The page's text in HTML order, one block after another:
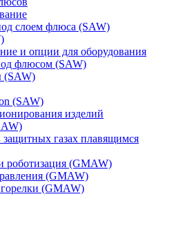
слоем флюса (SAW)
и опции для оборудования
флюсом (SAW)
(SAW)
(SAW)
изделий
защитных газах плавящимся
роботизация (GMAW)
(GMAW)
(GMAW)